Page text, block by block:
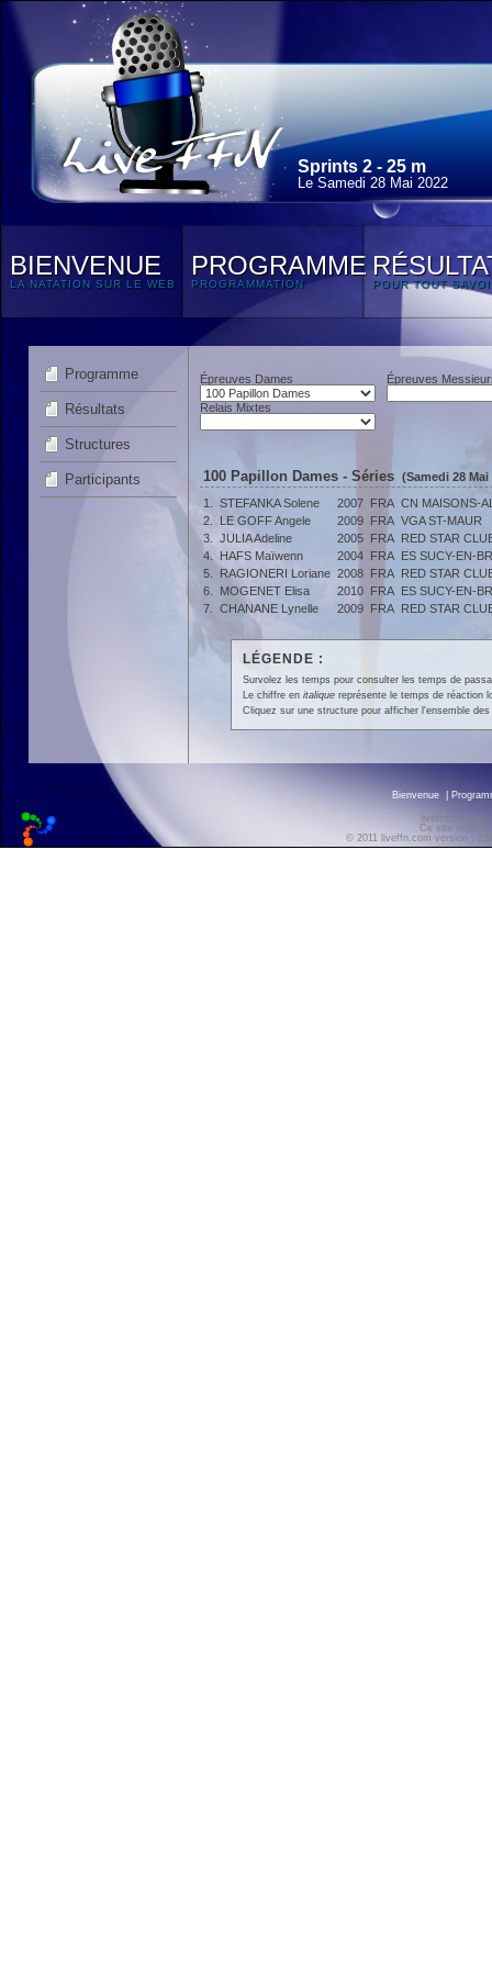
Sprints 2 - 25 m
Le Samedi 28 Mai 2022
BIENVENUE
LA NATATION SUR LE WEB
PROGRAMME
PROGRAMMATION POUR TOUT
Programme
Résultats
Structures
Participants
Épreuves Dames Épreuves
Relais Mixtes
100 Papillon Dames - Séries (Samedi 28 Mai
1.
STEFANKA Solene 2007 FRA CN MAISONS-
2.
LE GOFF Angele 2009 FRA VGA ST-MAUR
3.
JULIA Adeline 2005 FRA RED STAR
4. HAFS Maïwenn 2004 FRA ES SUCY-EN-
5.
RAGIONERI Loriane 2008 FRA RED STAR
6.
MOGENET Elisa 2010 FRA ES SUCY-EN-
7.
CHANANE Lynelle 2009 FRA RED STAR
LÉGENDE :
Survolez les temps pour consulter les temps de
Le chiffre en italiquereprésente le temps de réaction
Cliquez sur une structure pour afficher l'ensemble
Bienvenue
liveffn.com
Ce site
© 2011 liveffn.com version :